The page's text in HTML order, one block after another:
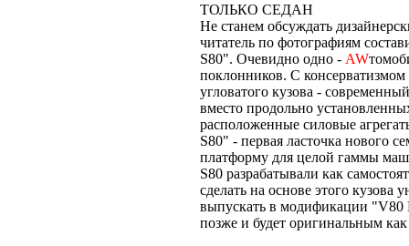
ТОЛЬКО СЕДАН
Не станем обсуждать
читатель по фотографиям
S80". Очевидно одно - AW
поклонников. С
угловатого кузова -
вместо продольно
расположенные силовые
S80" - первая ласточка нового
платформу для целой гаммы
S80 разрабатывали как
сделать на основе этого кузова
выпускать в модификации "V80
позже и будет оригинальным